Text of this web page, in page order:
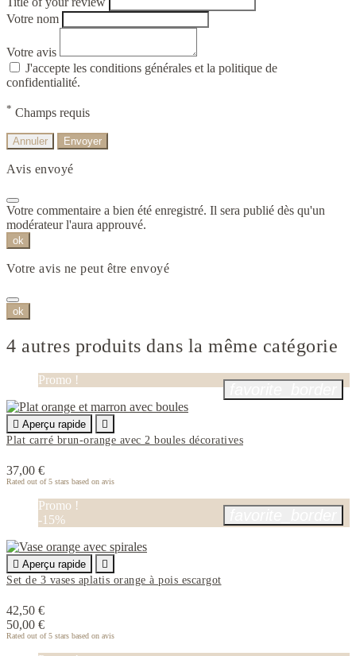
Votre nom
Votre avis
J'accepte les conditions générales et la politique de
confidentialité.
* Champs requis
Annuler Envoyer
Avis envoyé
Votre commentaire a bien été enregistré. Il sera publié dès qu'un
modérateur l'aura approuvé.
ok
Votre avis ne peut être envoyé
ok
4 autres produits dans la même catégorie
Promo !
 Aperçu rapide

Plat carré brun-orange avec 2 boules décoratives
37,00 €
Rated out of 5 stars based on avis
Promo !
-15%
 Aperçu rapide

Set de 3 vases aplatis orange à pois escargot
42,50 €
50,00 €
Rated out of 5 stars based on avis